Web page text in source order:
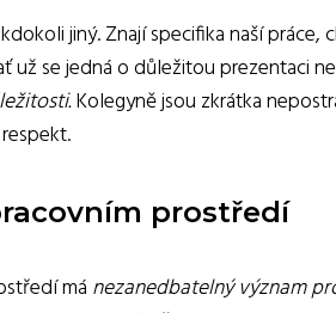
jiný. Znají specifika naší práce,
se jedná o důležitou prezentaci
Kolegyně jsou zkrátka
prostředí
má nezanedbatelný význam